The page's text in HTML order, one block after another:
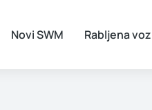
Novi SWM Rabljena